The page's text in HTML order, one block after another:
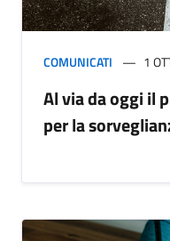
COMUNICATI 1
Al via da oggi il
per la